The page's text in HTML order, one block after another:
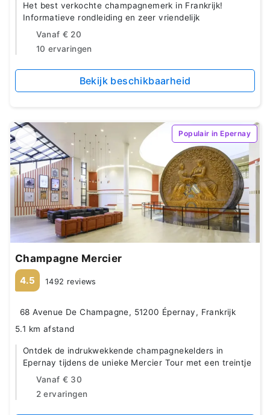
Het best verkochte champagnemerk in Frankrijk!
Informatieve rondleiding en zeer vriendelijk
Vanaf € 20
10 ervaringen
Bekijk beschikbaarheid
Populair in Epernay
Champagne Mercier
4.5 1492 reviews
68 Avenue De Champagne, 51200 Épernay, Frankrijk
5.1 km afstand
Ontdek de indrukwekkende champagnekelders in
Epernay tijdens de unieke Mercier Tour met een treintje
Vanaf € 30
2 ervaringen